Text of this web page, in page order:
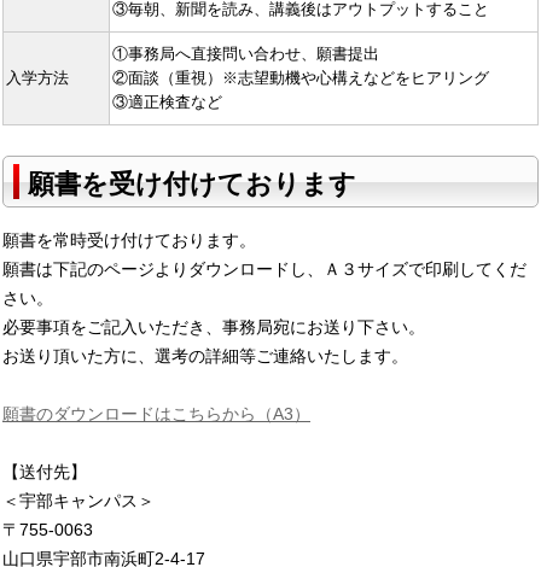
③毎朝、新聞を読み、講義後はアウトプットすること
入学方法
①事務局へ直接問い合わせ、願書提出
②面談（重視）※志望動機や心構えなどをヒアリング
③適正検査など
願書を受け付けております
願書を常時受け付けております。
願書は下記のページよりダウンロードし、Ａ３サイズで印刷してくだ
さい。
必要事項をご記入いただき、事務局宛にお送り下さい。
お送り頂いた方に、選考の詳細等ご連絡いたします。
願書のダウンロードはこちらから（A3）
【送付先】
＜宇部キャンパス＞
〒755-0063
山口県宇部市南浜町2-4-17